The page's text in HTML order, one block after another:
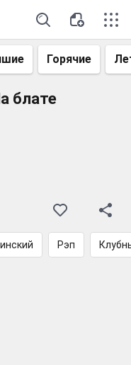
Горячие
блате
Рэп